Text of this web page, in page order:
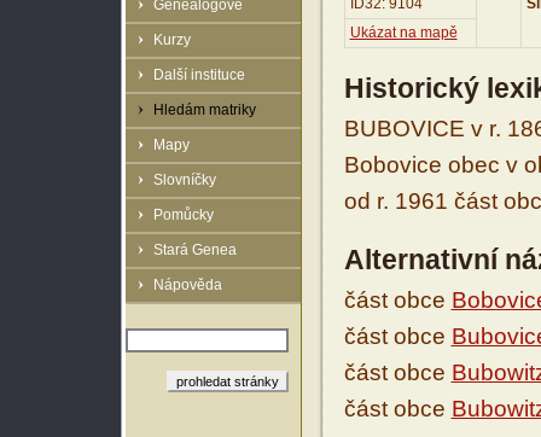
Genealogové
Kurzy
Další instituce
Hledám matriky
Mapy
Slovníčky
Pomůcky
Stará Genea
Nápověda
ID32: 9104
Ukázat na mapě
Historický
BUBOVICE v r.
Bobovice obec v
od r. 1961 část
Alternativní
část obce
část obce
část obce
část obce